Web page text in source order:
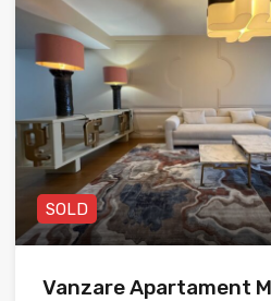
SOLD
Vanzare Apartament